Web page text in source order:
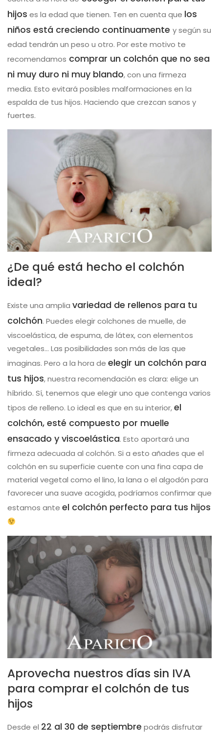
hijos es la edad que tienen. Ten en cuenta que los
niños está creciendo continuamente y según su
edad tendrán un peso u otro. Por este motivo te
recomendamos comprar un colchón que no sea
ni muy duro ni muy blando, con una firmeza
media. Esto evitará posibles malformaciones en la
espalda de tus hijos. Haciendo que crezcan sanos y
fuertes.
¿De qué está hecho el colchón
ideal?
Existe una amplia variedad de rellenos para tu
colchón. Puedes elegir colchones de muelle, de
viscoelástica, de espuma, de látex, con elementos
vegetales… Las posibilidades son más de las que
imaginas. Pero a la hora de elegir un colchón para
tus hijos, nuestra recomendación es clara: elige un
híbrido. Sí, tenemos que elegir uno que contenga varios
tipos de relleno. Lo ideal es que en su interior,el
colchón, esté compuesto por muelle
ensacado y viscoelástica. Esto aportará una
firmeza adecuada al colchón. Si a esto añades que el
colchón en su superficie cuente con una fina capa de
material vegetal como el lino, la lana o el algodón para
favorecer una suave acogida, podríamos confirmar que
estamos ante el colchón perfecto para tus hijos
Aprovecha nuestros días sin IVA
para comprar el colchón de tus
hijos
Desde el 22 al 30 de septiembre podrás disfrutar